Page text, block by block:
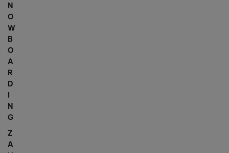
N
O
W
B
O
A
R
D
N
G
Z
A